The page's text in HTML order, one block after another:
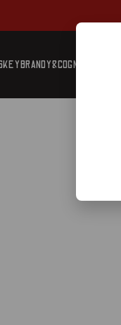
BRANDY&COGNAC